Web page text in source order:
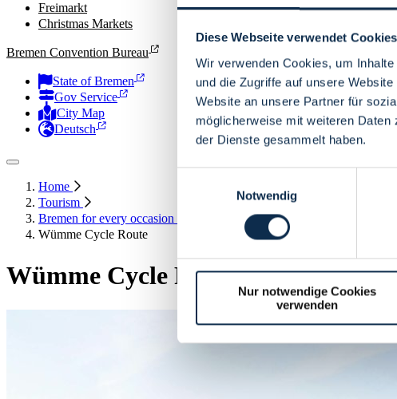
Diese Webseite verwendet Cookies
Wir verwenden Cookies, um
und die Zugriffe auf unsere
Website an unsere Partner für
möglicherweise mit weiteren
der Dienste gesammelt haben.
Notwendig
Nur notwendige Cookies
verwenden
Freimarkt
Christmas Markets
Bremen Convention Bureau
State of Bremen
Gov Service
City Map
Deutsch
Home
Tourism
Bremen for every occasion
Wümme Cycle Route
Wümme Cycle Route